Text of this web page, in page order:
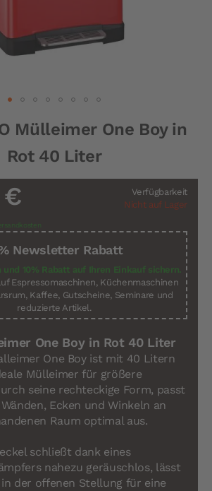
Mülleimer One Boy in
Rot 40 Liter
Verfügbarkeit
Nicht auf Lager
€
Newsletter Rabatt
10% Rabatt auf Ihren Einkauf sichern.
Espressomaschinen, Küchenmaschinen
Kaffee, Gutscheine, Seminare und
reduzierte Artikel.
One Boy in Rot 40 Liter
One Boy ist mit 40 Litern
Mülleimer für größere
seine rechteckige Form, passt
Ecken und Winkeln an
Raum optimal aus.
schließt dank eines
nahezu geräuschlos, lässt
der offenen Stellung für eine